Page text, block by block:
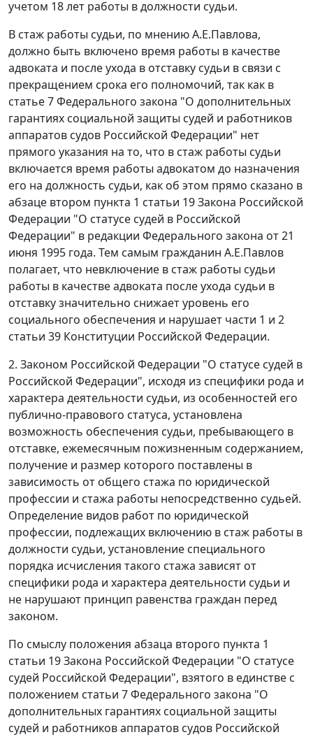
учетом 18 лет работы в должности судьи.
В стаж работы судьи, по мнению А.Е.Павлова,
должно быть включено время работы в качестве
адвоката и после ухода в отставку судьи в связи с
прекращением срока его полномочий, так как в
статье 7Федерального закона "О дополнительных
гарантиях социальной защиты судей и работников
аппаратов судов Российской Федерации" нет
прямого указания на то, что в стаж работы судьи
включается время работы адвокатом до назначения
его на должность судьи, как об этом прямо сказано в
абзаце втором пункта 1 статьи 19Закона Российской
Федерации "О статусе судей в Российской
Федерации" в редакции Федерального закона от 21
июня 1995 года. Тем самым гражданин А.Е.Павлов
полагает, что невключение в стаж работы судьи
работы в качестве адвоката после ухода судьи в
отставку значительно снижает уровень его
социального обеспечения и нарушает части 1 и 2
статьи 39 Конституции Российской Федерации.
2. Законом Российской Федерации "О статусе судей в
Российской Федерации", исходя из специфики рода и
характера деятельности судьи, из особенностей его
публично-правового статуса, установлена
возможность обеспечения судьи, пребывающего в
отставке, ежемесячным пожизненным содержанием,
получение и размер которого поставлены в
зависимость от общего стажа по юридической
профессии и стажа работы непосредственно судьей.
Определение видов работ по юридической
профессии, подлежащих включению в стаж работы в
должности судьи, установление специального
порядка исчисления такого стажа зависят от
специфики рода и характера деятельности судьи и
не нарушают принцип равенства граждан перед
законом.
По смыслу положения абзаца второго пункта 1
статьи 19Закона Российской Федерации "О статусе
судей Российской Федерации", взятого в единстве с
положением статьи 7Федерального закона "О
дополнительных гарантиях социальной защиты
судей и работников аппаратов судов Российской